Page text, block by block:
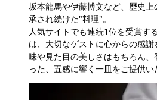
坂本龍馬や伊藤博文など、歴史
承され続けた"料理"。
人気サイトでも連続1位を受賞す
は、大切なゲストに心からの感謝
味や見た目の美しさはもちろん
った、五感に響く一皿をご提供い